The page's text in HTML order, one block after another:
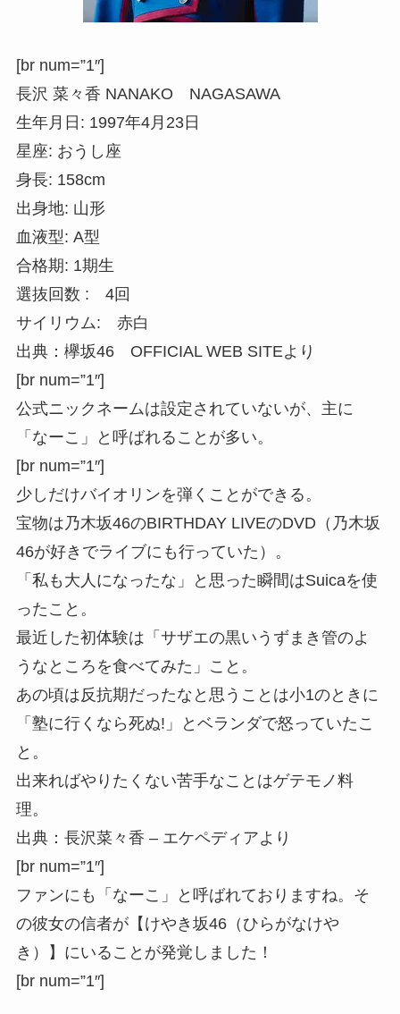
[br num=”1″]
長沢 菜々香 NANAKO NAGASAWA
生年月日: 1997年4月23日
星座: おうし座
身長: 158cm
出身地: 山形
血液型: A型
合格期: 1期生
選抜回数 : 4回
サイリウム: 赤白
出典：欅坂46 OFFICIAL WEB SITEより
[br num=”1″]
公式ニックネームは設定されていないが、主に
「なーこ」と呼ばれることが多い。
[br num=”1″]
少しだけバイオリンを弾くことができる。
宝物は乃木坂46のBIRTHDAY LIVEのDVD（乃木坂
46が好きでライブにも行っていた）。
「私も大人になったな」と思った瞬間はSuicaを使
ったこと。
最近した初体験は「サザエの黒いうずまき管のよ
うなところを食べてみた」こと。
あの頃は反抗期だったなと思うことは小1のときに
「塾に行くなら死ぬ!」とベランダで怒っていたこ
と。
出来ればやりたくない苦手なことはゲテモノ料
理。
出典：長沢菜々香 – エケペディアより
[br num=”1″]
ファンにも「なーこ」と呼ばれておりますね。そ
の彼女の信者が【けやき坂46（ひらがなけや
き）】にいることが発覚しました！
[br num=”1″]